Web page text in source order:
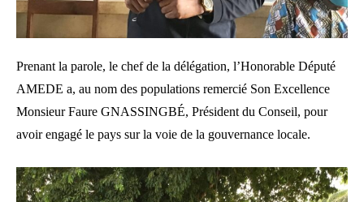
Prenant la parole, le chef de la délégation, l’Honorable Député
AMEDE a, au nom des populations remercié Son Excellence
Monsieur Faure GNASSINGBÉ, Président du Conseil, pour
avoir engagé le pays sur la voie de la gouvernance locale.